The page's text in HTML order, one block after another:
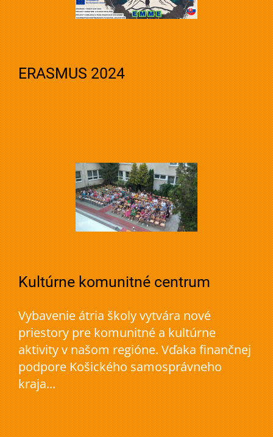
ERASMUS 2024
Kultúrne komunitné centrum
Vybavenie átria školy vytvára nové
priestory pre komunitné a kultúrne
aktivity v našom regióne. Vďaka finančnej
podpore Košického samosprávneho
kraja...